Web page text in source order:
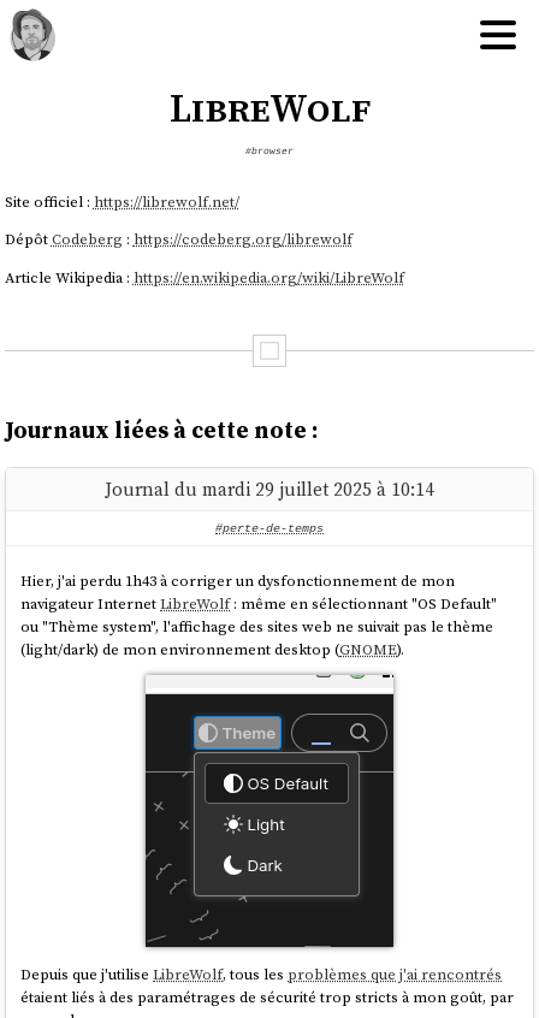
LibreWolf
#browser
Site officiel : https://librewolf.net/
DépôtCodeberg : https://codeberg.org/librewolf
Article Wikipedia : https://en.wikipedia.org/wiki/LibreWolf
Journaux liées à cette note :
Journal du mardi 29 juillet 2025 à 10:14
#perte-de-temps
Hier, j'ai perdu 1h43 à corriger un dysfonctionnement de mon
navigateur InternetLibreWolf: même en sélectionnant "OS Default"
ou "Thème system", l'affichage des sites web ne suivait pas le thème
(light/dark) de mon environnement desktop (GNOME).
Depuis que j'utiliseLibreWolf, tous les problèmes que j'ai rencontrés
étaient liés à des paramétrages de sécurité trop stricts à mon goût, par